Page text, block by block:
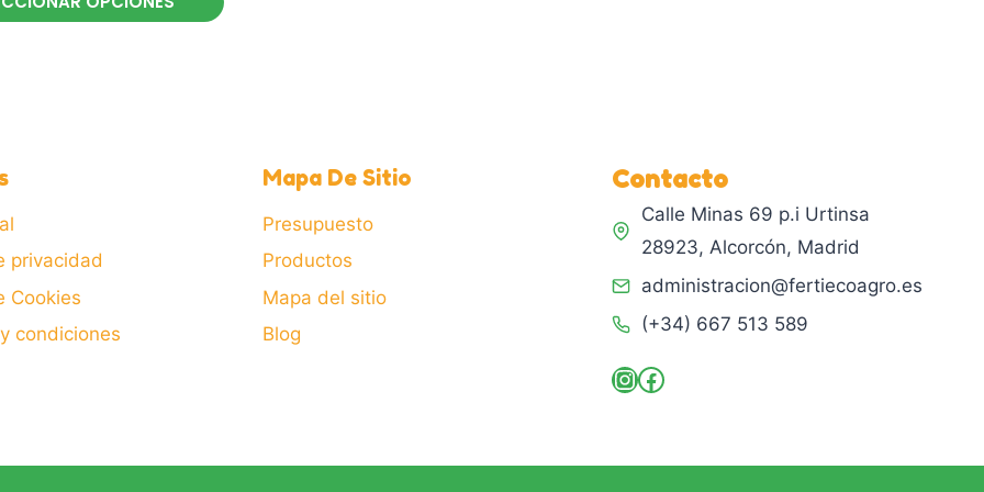
opciones
se
elegir
en
la
opciones
pueden
elegir
la
página
de
privacidad
Cookies
condiciones
Mapa De Sitio
Presupuesto
Productos
Mapa del sitio
Blog
Contacto
Calle Minas 69 p.i Urtinsa
28923, Alcorcón, Madrid
administracion@fertiecoagro.es
(+34) 667 513 589
Instagram
Facebook